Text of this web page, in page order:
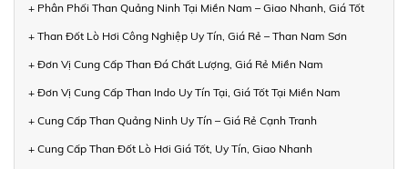
+ Phân Phối Than Quảng Ninh Tại Miền Nam – Giao Nhanh, Giá Tốt
+ Than Đốt Lò Hơi Công Nghiệp Uy Tín, Giá Rẻ – Than Nam Sơn
+ Đơn Vị Cung Cấp Than Đá Chất Lượng, Giá Rẻ Miền Nam
+ Đơn Vị Cung Cấp Than Indo Uy Tín Tại, Giá Tốt Tại Miền Nam
+ Cung Cấp Than Quảng Ninh Uy Tín – Giá Rẻ Cạnh Tranh
+ Cung Cấp Than Đốt Lò Hơi Giá Tốt, Uy Tín, Giao Nhanh